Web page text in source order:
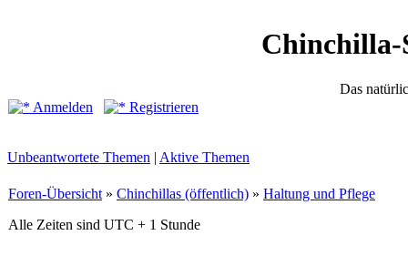
Chinchilla-
Das
Anmelden
Registrieren
Unbeantwortete Themen | Aktive Themen
Foren-Übersicht » Chinchillas (öffentlich) » Haltung und Pflege
Alle Zeiten sind UTC + 1 Stunde